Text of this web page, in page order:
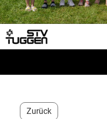
Zurück